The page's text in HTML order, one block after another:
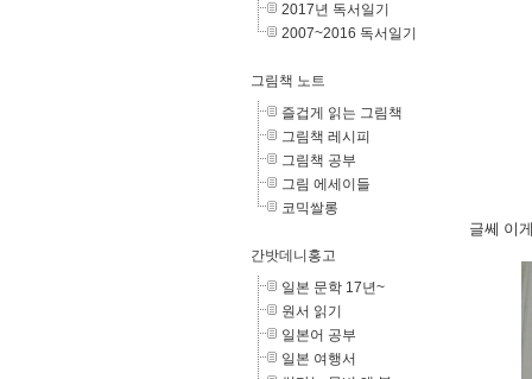
2017년 독서일기
2007~2016 독서일기
그림책 노트
즐겁게 읽는 그림책
그림책 레시피
그림책 공부
그림 에세이들
코믹쌀롱
간밧데니홍고
일본 문학 17년~
원서 읽기
일본어 공부
일본 여행서
글쎄 이